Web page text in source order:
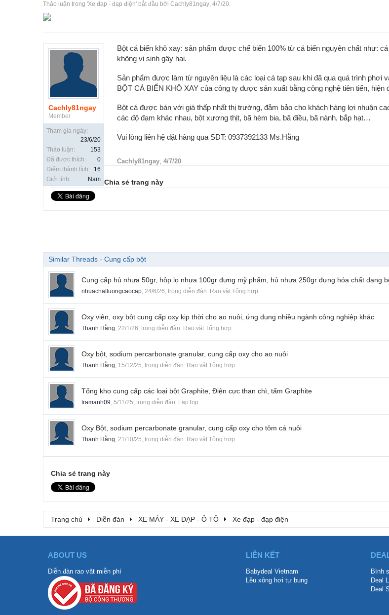
Thảo luận trong 'Xe đạp - đạp điện' bắt đầu bởi Cachly81ngay, 4/7/20.
Cachly81ngay
Member
Tham gia ngày:
23/6/20
Thảo luận:
153
Đã được thích:
0
Điểm thành tích:
16
Giới tính:
Nam
Bột cá biển khô xay: sản phẩm được chế biến 100% từ cá biển nguyên chất như:
không vi sinh gây hại.
Sản phẩm được làm từ nguyên liệu là các loại cá tạp sau khi đã qua quá trình phơi
BỘT CÁ BIỂN KHÔ XAY của công ty được sản xuất bằng công nghệ tiên tiến,
Bột cá được bán với giá thấp nhất thị trường, đảm bảo cho khách hàng lợi nhuận
các độ đạm khác nhau, bột xương thịt, bã hèm bia, bã điều, bã nành, bắp hạt…
Vui lòng liên hệ đặt hàng qua SĐT: 0937392133 Ms.Hằng
Cachly81ngay, 4/7/20
Chia sẻ trang này
Similar Threads - Cung cấp bột
Cung cấp hủ nhựa 50gr, hộp lọ nhựa 100gr đựng mỹ phẩm, hủ nhựa 250gr đựng hóa chất dạng
nhuachatluongcaocap, 24/6/26, trong diễn đàn: Rao vặt Tổng hợp
Oxy viên, oxy bột cung cấp oxy kịp thời cho ao nuôi, ứng dụng nhiều ngành công nghiệp khác
Thanh Hằng, 22/1/26, trong diễn đàn: Rao vặt Tổng hợp
Oxy bột, sodium percarbonate granular, cung cấp oxy cho ao nuôi
Thanh Hằng, 15/12/25, trong diễn đàn: Rao vặt Tổng hợp
Tổng kho cung cấp các loại bột Graphite, Điện cực than chì, tấm Graphite
tramanh09, 5/11/25, trong diễn đàn: LapTop
Oxy Bột, sodium percarbonate granular, cung cấp oxy cho tôm cá nuôi
Thanh Hằng, 21/10/25, trong diễn đàn: Rao vặt Tổng hợp
Chia sẻ trang này
Trang chủ Diễn đàn XE MÁY - XE ĐẠP - Ô TÔ Xe đạp - đạp điện
ABOUT US
Diễn đàn rao vặt miễn phí
LIÊN KẾT
Babydeal Vietnam
Lều xông hơi tự bung
Bình
Deal
Deal